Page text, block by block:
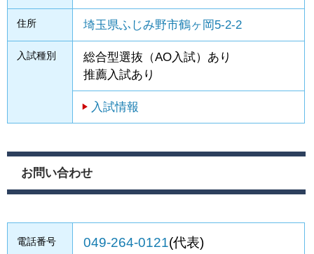
住所 埼玉県ふじみ野市鶴ヶ岡5-2-2
入試種別
総合型選抜（AO入試）あり
推薦入試あり
入試情報
お問い合わせ
電話番号 049-264-0121(代表)